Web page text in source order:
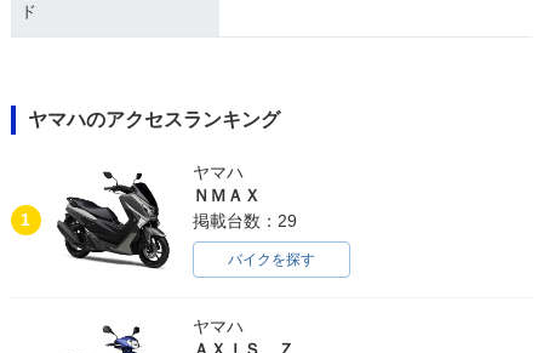
ド
ヤマハのアクセスランキング
1
ヤマハ
ＮＭＡＸ
掲載台数：29
バイクを探す
ヤマハ
ＡＸＩＳ Ｚ